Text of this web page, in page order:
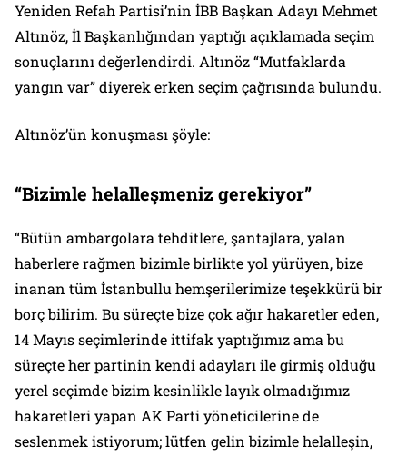
Yeniden Refah Partisi’nin İBB Başkan Adayı Mehmet
Altınöz, İl Başkanlığından yaptığı açıklamada seçim
sonuçlarını değerlendirdi. Altınöz “Mutfaklarda
yangın var” diyerek erken seçim çağrısında bulundu.
Altınöz’ün konuşması şöyle:
“Bizimle helalleşmeniz gerekiyor”
“Bütün ambargolara tehditlere, şantajlara, yalan
haberlere rağmen bizimle birlikte yol yürüyen, bize
inanan tüm İstanbullu hemşerilerimize teşekkürü bir
borç bilirim. Bu süreçte bize çok ağır hakaretler eden,
14 Mayıs seçimlerinde ittifak yaptığımız ama bu
süreçte her partinin kendi adayları ile girmiş olduğu
yerel seçimde bizim kesinlikle layık olmadığımız
hakaretleri yapan AK Parti yöneticilerine de
seslenmek istiyorum; lütfen gelin bizimle helalleşin,